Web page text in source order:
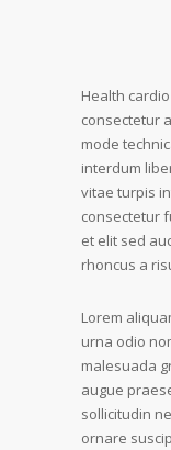
Health
consectetur
mode
interdum
vitae turpis
consectetur
et elit sed
rhoncus a
Lorem
urna odio
malesuada
augue
sollicitudin
ornare